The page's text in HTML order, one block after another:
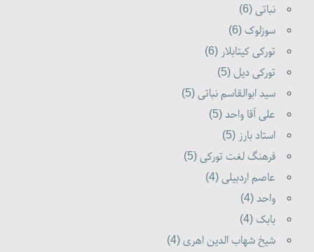
نباتی (6)
سوزلوک (6)
تورکی کیتابلار (6)
تورکی دیل (5)
سید ابوالقاسم نباتی (5)
علی آقا واحد (5)
استاد بارز (5)
فرهنگ لغت تورکی (5)
عاصم اردبیلی (4)
واحد (4)
بابک (4)
شیخ شهاب الدین اهری (4)